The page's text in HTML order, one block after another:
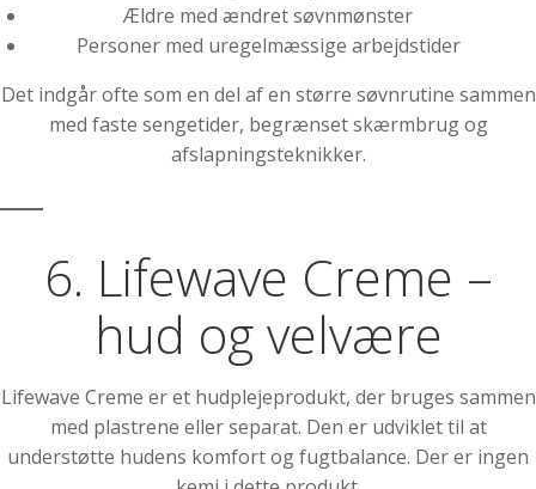
Ældre med ændret søvnmønster
Personer med uregelmæssige arbejdstider
Det indgår ofte som en del af en større søvnrutine sammen
med faste sengetider, begrænset skærmbrug og
afslapningsteknikker.
6. Lifewave Creme –
hud og velvære
Lifewave Creme er et hudplejeprodukt, der bruges sammen
med plastrene eller separat. Den er udviklet til at
understøtte hudens komfort og fugtbalance. Der er ingen